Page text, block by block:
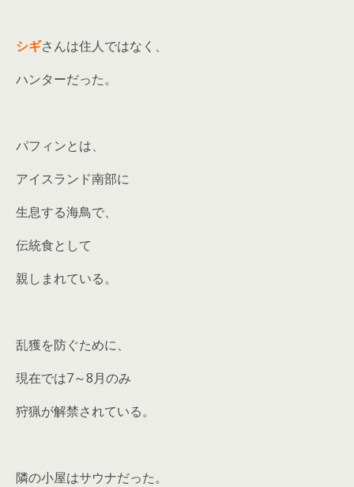
シギさんは住人ではなく、
ハンターだった。
パフィンとは、
アイスランド南部に
生息する海鳥で、
伝統食として
親しまれている。
乱獲を防ぐために、
現在では7～8月のみ
狩猟が解禁されている。
隣の小屋はサウナだった。